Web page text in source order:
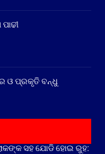
ଓ ପ୍ରକୃତି ବନ୍ଧୁ
ସହ ଯୋଡି ହୋଇ ରୁହ: